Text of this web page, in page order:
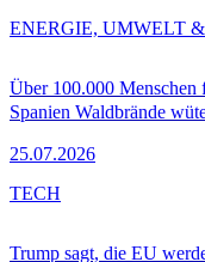
Über 100.000 Menschen
Spanien Waldbrände
25.07.2026
ENERGIE, UMWELT
Trump sagt, die EU
TECH